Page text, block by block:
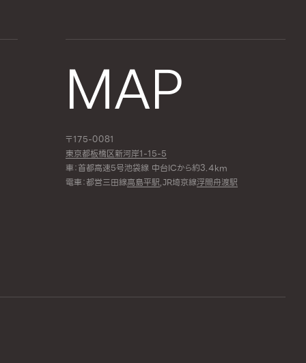
MAP
〒175-0081
東京都板橋区新河岸1-15-5
車：首都高速5号池袋線 中台ICから約3.4km
電車：都営三田線高島平駅,JR埼京線浮間舟渡駅